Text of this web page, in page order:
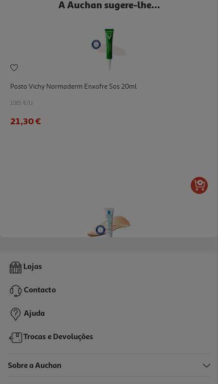
A Auchan sugere-lhe...
Pasta Vichy Normaderm Enxofre Sos 20ml
1065 €/Lt
21,30 €
Creme La Roche Posay Effaclar Duo+ M Light 40ml
22,70 €
Lojas
Contacto
Ajuda
Trocas e Devoluções
Sobre a Auchan